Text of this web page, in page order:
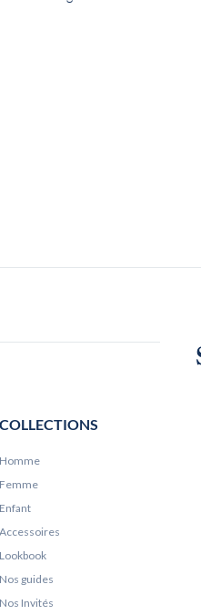
COLLECTIONS
Homme
Femme
Enfant
Accessoires
Lookbook
Nos guides
Nos Invités